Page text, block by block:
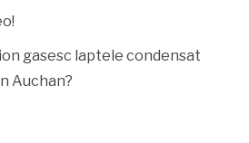
gasesc laptele condensat
Auchan?